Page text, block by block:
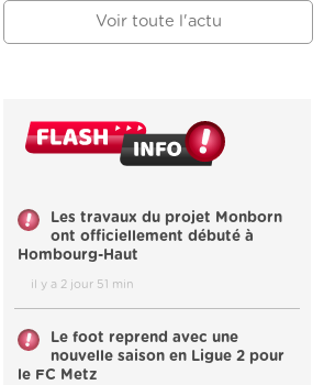
Voir toute l'actu
Les travaux du projet Monborn
ont officiellement débuté à
Hombourg-Haut
il y a 2 jour 51 min
Le foot reprend avec une
nouvelle saison en Ligue 2 pour
le FC Metz